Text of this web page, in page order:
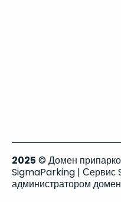
2025 © Домен
SigmaParking | Сервис
администратором